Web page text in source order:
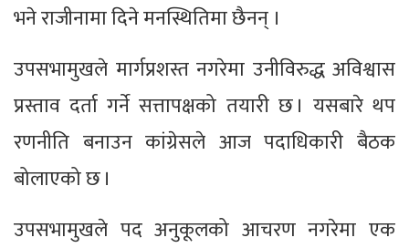
भने राजीनामा दिने मनस्थितिमा छैनन् ।
उपसभामुखले मार्गप्रशस्त नगरेमा उनीविरुद्ध अविश्वास
प्रस्ताव दर्ता गर्ने सत्तापक्षको तयारी छ । यसबारे थप
रणनीति बनाउन कांग्रेसले आज पदाधिकारी बैठक
बोलाएको छ ।
उपसभामुखले पद अनुकूलको आचरण नगरेमा एक